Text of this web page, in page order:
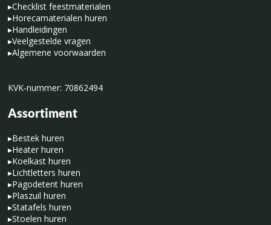
▸Checklist feestmaterialen
▸Horecamaterialen huren
▸Handleidingen
▸Veelgestelde vragen
▸Algemene voorwaarden
KVK-nummer: 70862494
Assortiment
▸Bestek huren
▸Heater huren
▸Koelkast huren
▸Lichtletters huren
▸Pagodetent huren
▸Plaszuil huren
▸Statafels huren
▸Stoelen huren